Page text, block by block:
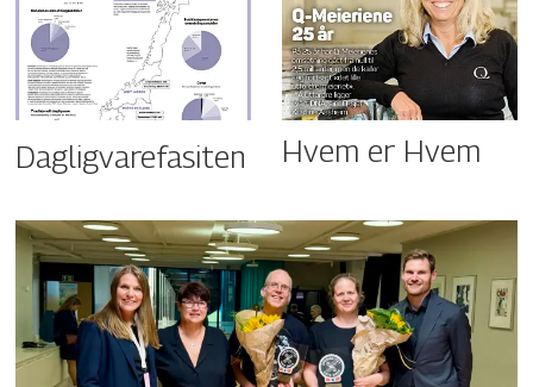
Dagligvarefasiten Hvem er Hvem